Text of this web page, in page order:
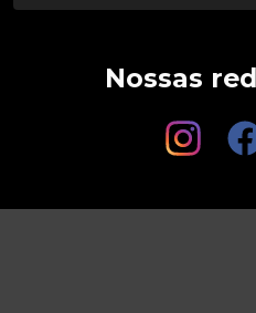
Nossas